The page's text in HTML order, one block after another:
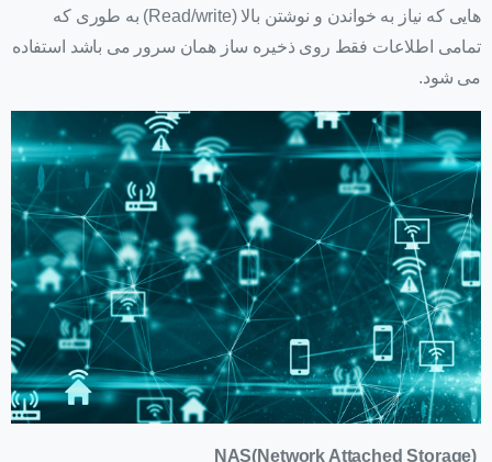
هایی که نیاز به خواندن و نوشتن بالا (Read/write) به طوری که
تمامی اطلاعات فقط روی ذخیره ساز همان سرور می باشد استفاده
می شود.
NAS(Network Attached Storage)